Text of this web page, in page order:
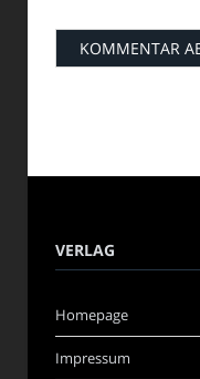
VERLAG
Homepage
Impressum